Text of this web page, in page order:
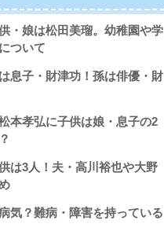
・娘は松田美瑠。幼稚園や学
ついて
息子・財津功！孫は俳優・財
本孝弘に子供は娘・息子の2
は3人！夫・高川裕也や大野
気？難病・障害を持っている